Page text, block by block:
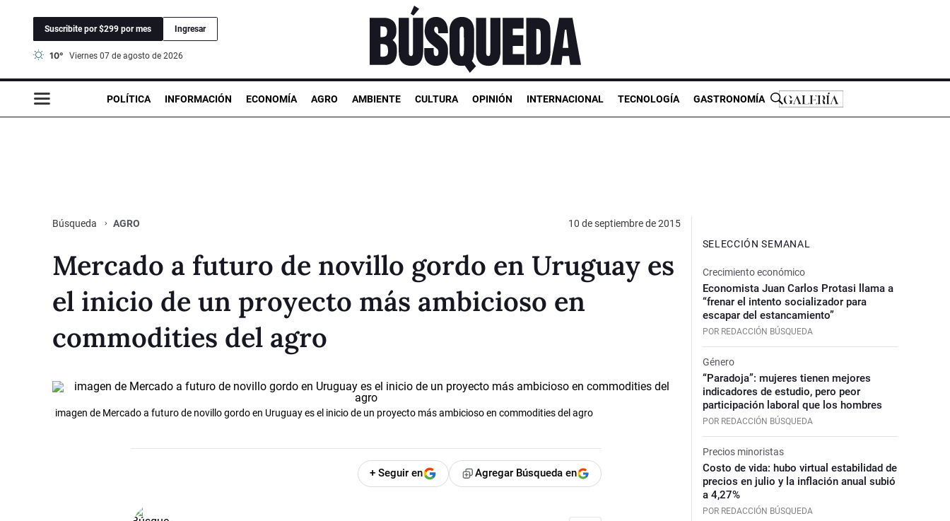
Suscribite por $299 por mes Ingresar
10° viernes 07 de agosto de 2026
POLÍTICA INFORMACIÓN ECONOMÍA AGRO AMBIENTE CULTURA OPINIÓN INTERNACIONAL TECNOLOGÍA GASTRONOMÍA
Búsqueda AGRO 10 de septiembre de 2015
Mercado a futuro de novillo gordo en Uruguay es
el inicio de un proyecto más ambicioso en
commodities del agro
imagen de Mercado a futuro de novillo gordo en Uruguay es el inicio de un proyecto más ambicioso en commodities del agro
+ Seguir en Agregar Búsqueda en
SELECCIÓN SEMANAL
Crecimiento económico
Economista Juan Carlos Protasi llama a
“frenar el intento socializador para
escapar del estancamiento”
POR REDACCIÓN BÚSQUEDA
Género
“Paradoja”: mujeres tienen mejores
indicadores de estudio, pero peor
participación laboral que los hombres
POR REDACCIÓN BÚSQUEDA
Precios minoristas
Costo de vida: hubo virtual estabilidad de
precios en julio y la inflación anual subió
a 4,27%
POR REDACCIÓN BÚSQUEDA